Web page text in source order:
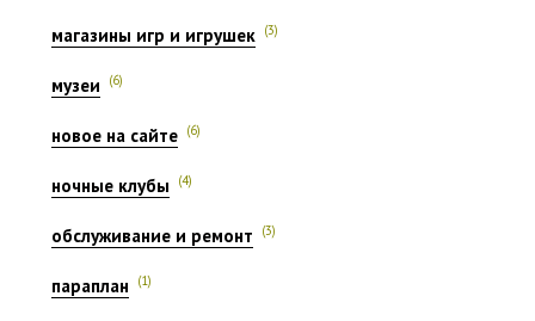
магазины игр и игрушек (3)
музеи (6)
новое на сайте (6)
ночные клубы (4)
обслуживание и ремонт (3)
параплан (1)